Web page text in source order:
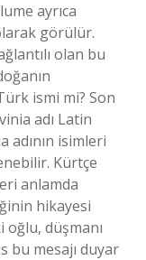
ayrıca
görülür.
olan bu
ismi mi? Son
adı Latin
adının isimleri
Kürtçe
anlamda
hikayesi
düşmanı
bu mesajı duyar